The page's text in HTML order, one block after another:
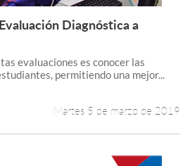
Leer más +
Diagnóstica a
evaluaciones es conocer las
permitiendo una mejor...
Martes 5 de marzo de 2019